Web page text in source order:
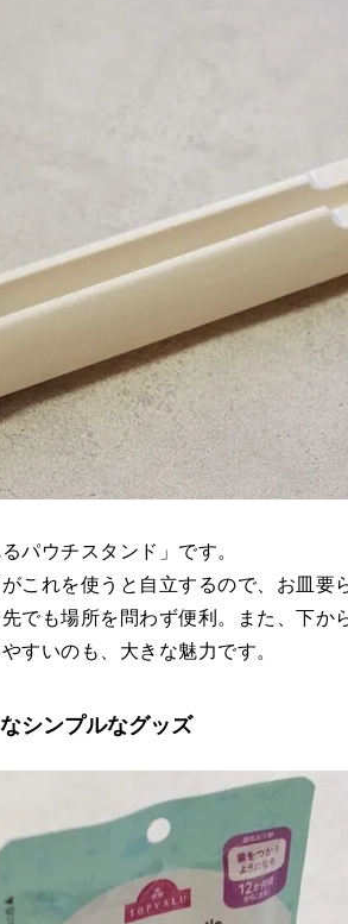
パウチスタンド」です。
これを使うと自立するので、お皿要
でも場所を問わず便利。また、下か
すいのも、大きな魅力です。
シンプルなグッズ